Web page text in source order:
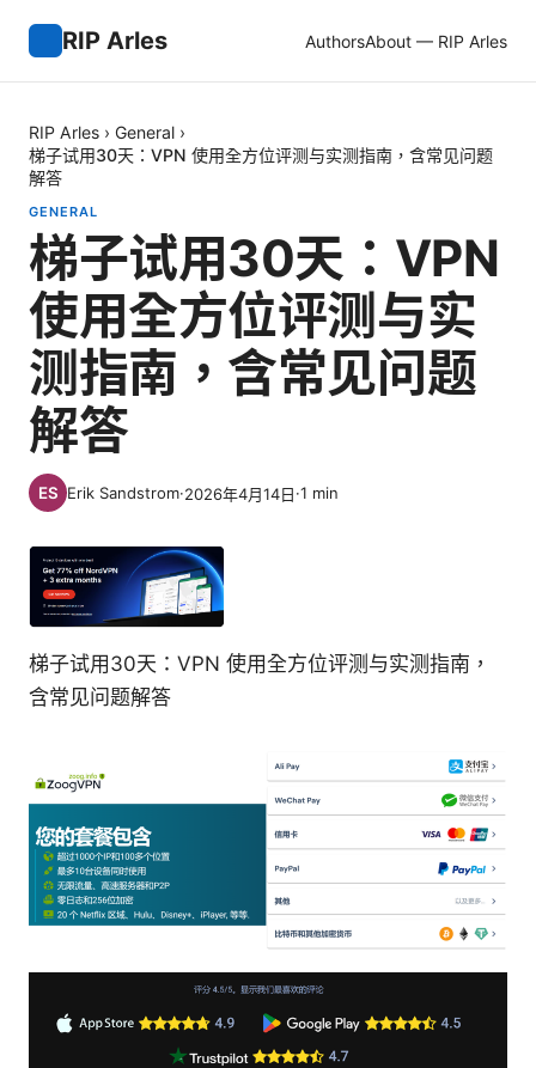
RIP Arles AuthorsAbout — RIP Arles
RIP Arles › General ›
梯子试用30天：VPN 使用全方位评测与实测指南，含常见问题
解答
GENERAL
梯子试用30天：VPN
使用全方位评测与实
测指南，含常见问题
解答
Erik Sandstrom·2026年4月14日·1 min
梯子试用30天：VPN 使用全方位评测与实测指南，
含常见问题解答